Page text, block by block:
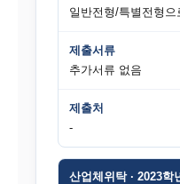
일반전형/특별전형으
제출서류
추가서류 없음
제출처
-
산업체위탁 · 2023학